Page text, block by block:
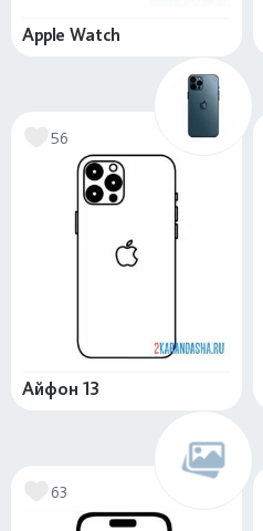
Apple Watch
56
Айфон 13
63